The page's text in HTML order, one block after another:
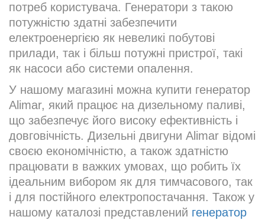
потреб користувача. Генератори з такою
потужністю здатні забезпечити
електроенергією як невеликі побутові
прилади, так і більш потужні пристрої, такі
як насоси або системи опалення.
У нашому магазині можна купити генератор
Alimar, який працює на дизельному паливі,
що забезпечує його високу ефективність і
довговічність. Дизельні двигуни Alimar відомі
своєю економічністю, а також здатністю
працювати в важких умовах, що робить їх
ідеальним вибором як для тимчасового, так
і для постійного електропостачання. Також у
нашому каталозі представлений генератор